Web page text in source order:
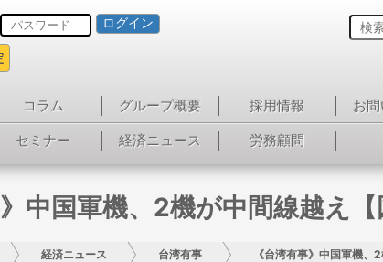
ログイン
コラム グループ概要 採用情報 お
セミナー 経済ニュース 労務顧問
》中国軍機、2機が中間線越え【
経済ニュース 台湾有事 《台湾有事》中国軍機、